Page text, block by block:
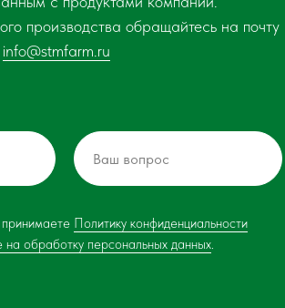
производства обращайтесь на почту
info@stmfarm.ru
Политику конфиденциальности
на обработку персональных данных.